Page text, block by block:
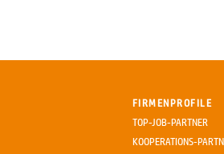
FIRMENPROFILE
TOP-JOB-PARTNER
KOOPERATIONS-